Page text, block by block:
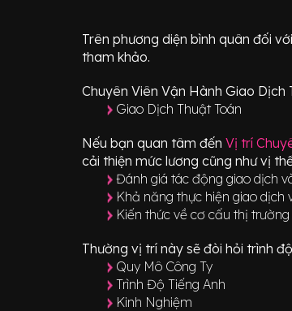
Trên phương diện bình quân đối
tham khảo.
Chuyên Viên Vận Hành Giao Dịch
Giao Dịch Thuật Toán
Nếu bạn quan tâm đến Vị trí
cải thiện mức lương cũng như vị
Đánh giá tác động giao dịch
Khả năng thực hiện giao dịch
Kiến thức về cơ cấu thị
Thường vị trí này sẽ đòi hỏi trình
Quy Mô Công Ty
Trình Độ Tiếng Anh
Kinh Nghiệm